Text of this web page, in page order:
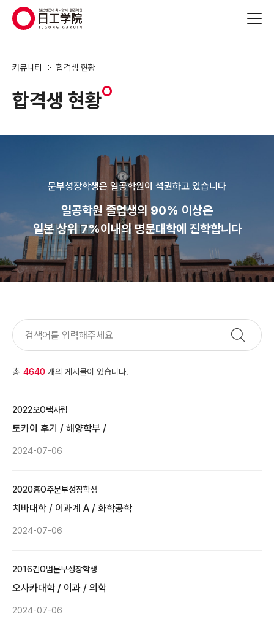
(주)지원에듀
커뮤니티 합격생 현황
합격생 현황
문부성장학생은 일공학원이 석권하고 있습니다
일공학원 졸업생의 90% 이상은
일본 상위 7%이내의 명문대학에 진학합니다
총 4640 개의 게시물이 있습니다.
2022오O택사립
토카이 후기 / 해양학부 /
2024-07-06
2020홍O주문부성장학생
치바대학 / 이과계 A / 화학공학
2024-07-06
2016김O범문부성장학생
오사카대학 / 이과 / 의학
2024-07-06